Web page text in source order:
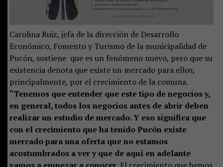
Carolina Ruiz, jefa de la dirección de Desarrollo
Económico, Fomento y Turismo de la municipalidad de
Pucón, sostiene que es un fenómeno nuevo, pero que su
existencia denota que existe un mercado para ellos,
principalmente, por el crecimiento de la comuna.
“Tenemos que entender que este tipo de negocios y,
en general, todos los negocios antes de abrir deben
realizar un estudio de mercado. Y eso significa que
con el crecimiento que ha tenido Pucón existe
mercado para una oferta que no estamos
acostumbrados a ver y que de aquí en adelante